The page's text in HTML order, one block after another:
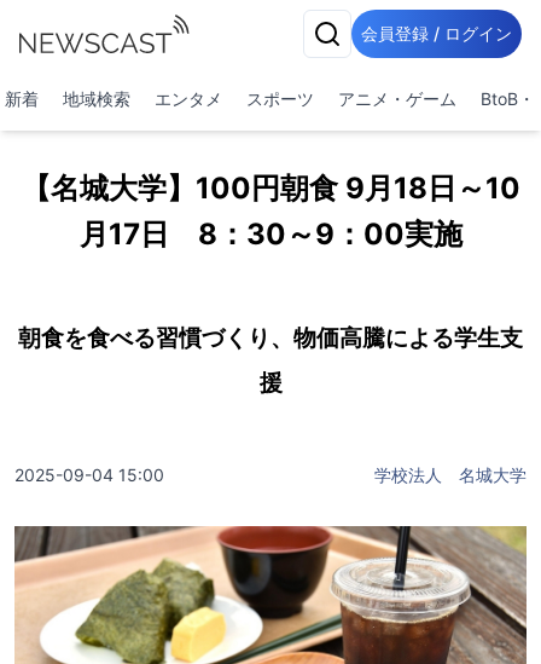
会員登録 / ログイン
新着 地域検索 エンタメ スポーツ アニメ・ゲーム BtoB・
【名城大学】100円朝食 9月18日～10
月17日 8：30～9：00実施
朝食を食べる習慣づくり、物価高騰による学生支
援
2025-09-04 15:00 学校法人 名城大学